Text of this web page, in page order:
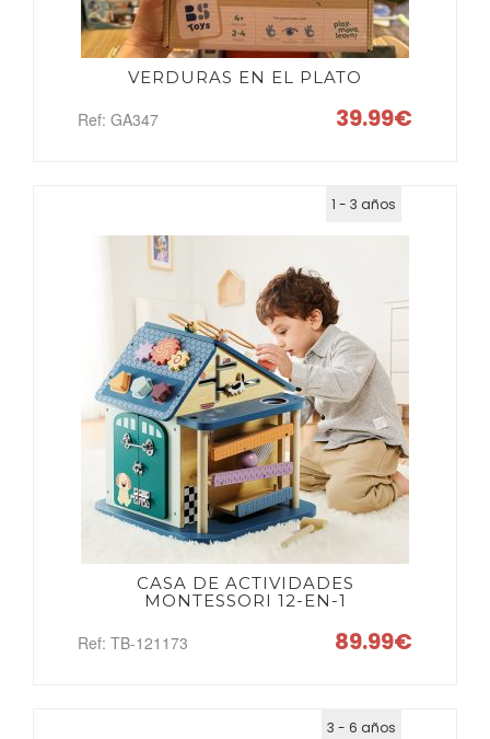
VERDURAS EN EL PLATO
Ref: GA347 39.99€
1 - 3 años
CASA DE ACTIVIDADES
MONTESSORI 12-EN-1
Ref: TB-121173 89.99€
3 - 6 años
EDADES
BUSCAR